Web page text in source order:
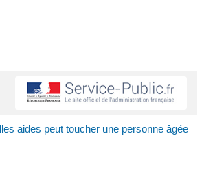
aides peut toucher une personne âgée